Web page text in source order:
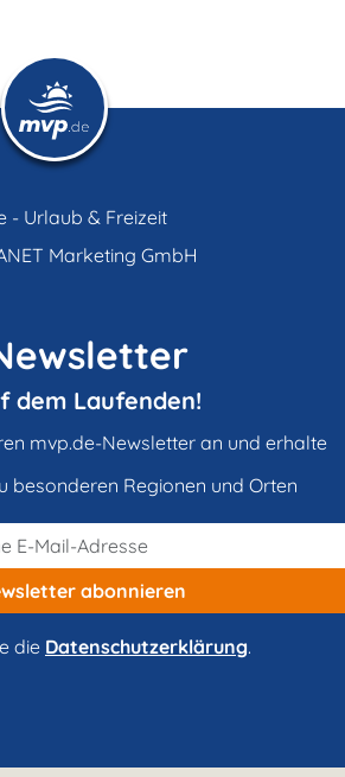
- Urlaub & Freizeit
Marketing GmbH
dem Laufenden!
mvp.de-Newsletter an und erhalte
besonderen Regionen und Orten
abonnieren
die Datenschutzerklärung.